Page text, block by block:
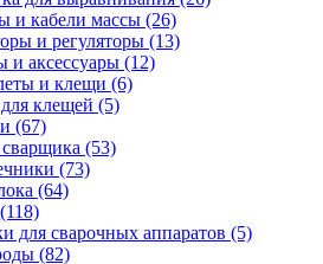
и кабели массы (26)
и регуляторы (13)
и аксессуары (12)
и клещи (6)
клещей (5)
(67)
(53)
(73)
(64)
(118)
для сварочных аппаратов (5)
(82)